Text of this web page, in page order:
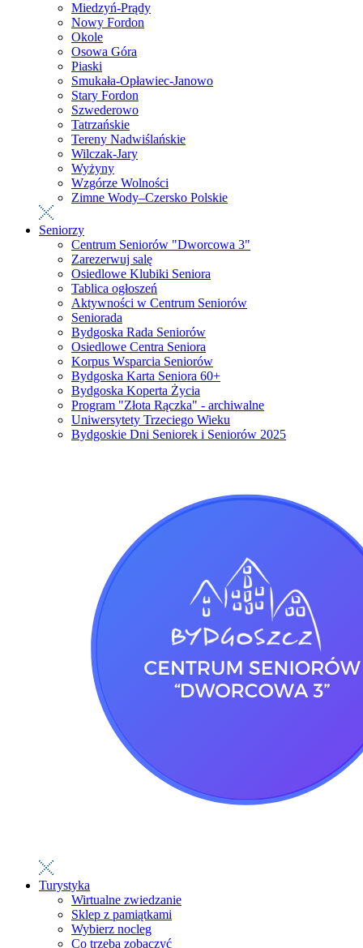
Miedzyń-Prądy
Nowy Fordon
Okole
Osowa Góra
Piaski
Smukała-Opławiec-Janowo
Stary Fordon
Szwederowo
Tatrzańskie
Tereny Nadwiślańskie
Wilczak-Jary
Wyżyny
Wzgórze Wolności
Zimne Wody–Czersko Polskie
Seniorzy
Centrum Seniorów "Dworcowa 3"
Zarezerwuj salę
Osiedlowe Klubiki Seniora
Tablica ogłoszeń
Aktywności w Centrum Seniorów
Seniorada
Bydgoska Rada Seniorów
Osiedlowe Centra Seniora
Korpus Wsparcia Seniorów
Bydgoska Karta Seniora 60+
Bydgoska Koperta Życia
Program "Złota Rączka" - archiwalne
Uniwersytety Trzeciego Wieku
Bydgoskie Dni Seniorek i Seniorów 2025
Turystyka
Wirtualne zwiedzanie
Sklep z pamiątkami
Wybierz nocleg
Co trzeba zobaczyć